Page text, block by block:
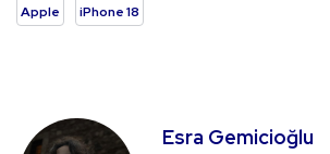
Apple iPhone 18
Esra Gemicioğlu